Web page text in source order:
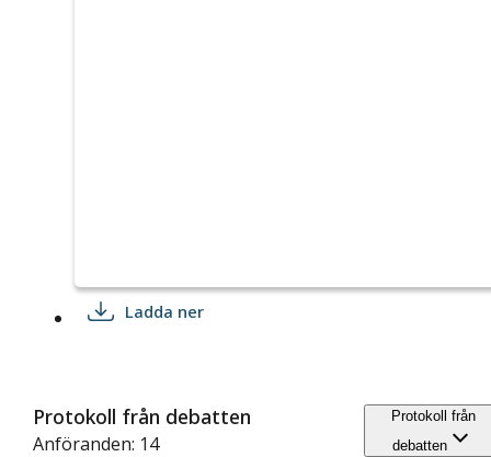
Ladda ner
Protokoll från debatten
Anföranden: 14
Protokoll från
debatten